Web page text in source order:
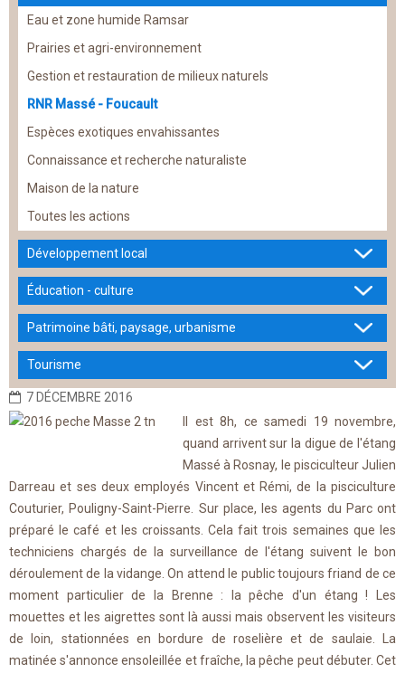
Eau et zone humide Ramsar
Prairies et agri-environnement
Gestion et restauration de milieux naturels
RNR Massé - Foucault
Espèces exotiques envahissantes
Connaissance et recherche naturaliste
Maison de la nature
Toutes les actions
Développement local
Éducation - culture
Patrimoine bâti, paysage, urbanisme
Tourisme
7 DÉCEMBRE 2016
Il est 8h, ce samedi 19 novembre,
quand arrivent sur la digue de l'étang
Massé à Rosnay, le pisciculteur Julien
Darreau et ses deux employés Vincent et Rémi, de la pisciculture
Couturier, Pouligny-Saint-Pierre. Sur place, les agents du Parc ont
préparé le café et les croissants. Cela fait trois semaines que les
techniciens chargés de la surveillance de l'étang suivent le bon
déroulement de la vidange. On attend le public toujours friand de ce
moment particulier de la Brenne : la pêche d'un étang ! Les
mouettes et les aigrettes sont là aussi mais observent les visiteurs
de loin, stationnées en bordure de roselière et de saulaie. La
matinée s'annonce ensoleillée et fraîche, la pêche peut débuter. Cet